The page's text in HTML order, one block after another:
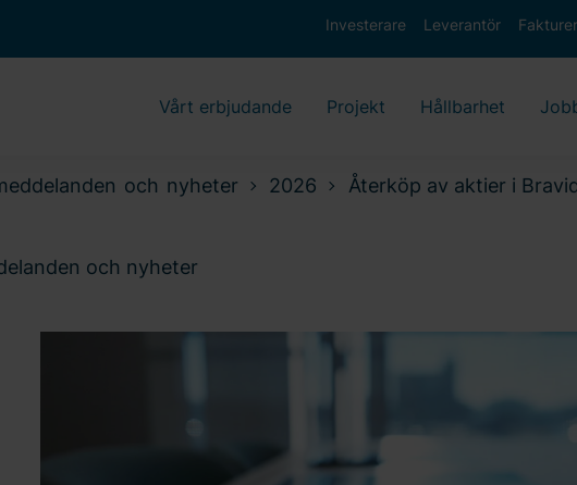
Investerare Leverantör
Vårt erbjudande Projekt Hållbarhet
och nyheter 2026 Återköp av aktier i
och nyheter